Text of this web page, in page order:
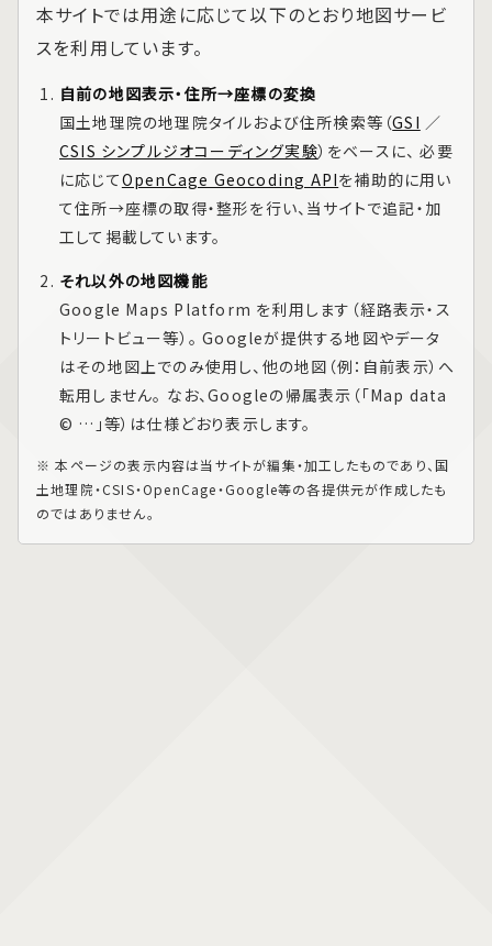
本サイトでは用途に応じて以下のとおり地図サービ
スを利用しています。
自前の地図表示・住所→座標の変換
国土地理院の地理院タイルおよび住所検索等（GSI ／
CSIS シンプルジオコーディング実験）をベースに、 必要
に応じてOpenCage Geocoding APIを補助的に用い
て住所→座標の取得・整形を行い、当サイトで追記・加
工して掲載しています。
それ以外の地図機能
Google Maps Platform を利用します（経路表示・ス
トリートビュー等）。 Googleが提供する地図やデータ
はその地図上でのみ使用し、他の地図（例：自前表示）へ
転用しません。 なお、Googleの帰属表示（「Map data
© …」等）は仕様どおり表示します。
※ 本ページの表示内容は当サイトが編集・加工したものであり、国
土地理院・CSIS・OpenCage・Google等の各提供元が作成したも
のではありません。